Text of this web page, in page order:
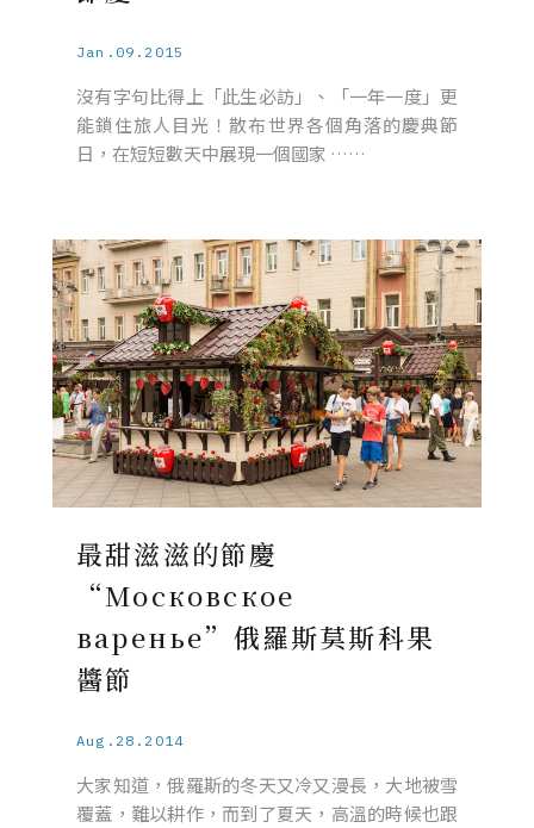
Jan.09.2015
沒有字句比得上「此生必訪」、「一年一度」更
能鎖住旅人目光！散布世界各個角落的慶典節
日，在短短數天中展現一個國家 ……
最甜滋滋的節慶
“Московское
варенье”俄羅斯莫斯科果
醬節
Aug.28.2014
大家知道，俄羅斯的冬天又冷又漫長，大地被雪
覆蓋，難以耕作，而到了夏天，高溫的時候也跟